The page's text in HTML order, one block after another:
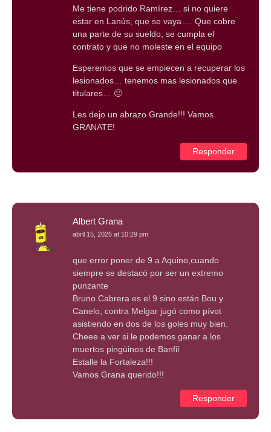
Me tiene podrido Ramírez… si no quiere
estar en Lanús, que se vaya…. Que cobre
una parte de su sueldo, se cumpla el
contrato y que no moleste en el equipo
Esperemos que se empiecen a recuperar los
lesionados… tenemos mas lesionados que
titulares… 🙁
Les dejo un abrazo Grande!!! Vamos
GRANATE!
Responder
Albert Grana
abril 15, 2025 at 10:29 pm
que error poner de 9 a Aquino,cuando
siempre se destacó por ser un extremo
punzante
Bruno Cabrera es el 9 sino están Bou y
Canelo, contra Melgar jugó como pívot
asistiendo en dos de los goles muy bien.
Cheee a ver si le podemos ganar a los
muertos pingüinos de Banfil
Estalle la Fortaleza!!!
Vamos Grana querido!!!
Responder